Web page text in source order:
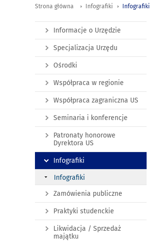
Strona główna Infografiki Infografiki
Informacje o Urzędzie
Specjalizacja Urzędu
Ośrodki
Współpraca w regionie
Współpraca zagraniczna US
Seminaria i konferencje
Patronaty honorowe
Dyrektora US
Infografiki
Infografiki
Zamówienia publiczne
Praktyki studenckie
Likwidacja / Sprzedaż
majątku